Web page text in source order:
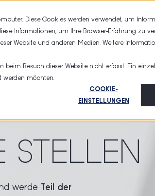
Diese Cookies werden verwendet, um
Informationen, um Ihre Browser-Erfahrung zu
Website und anderen Medien. Weitere
beim Besuch dieser Website nicht erfasst. Ein
werden möchten.
COOKIE-
EINSTELLUNGEN
STELLEN
werde Teil der